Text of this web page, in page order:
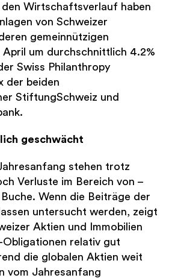
Wirtschaftsverlauf haben
von Schweizer
gemeinnützigen
um durchschnittlich 4.2%
Swiss Philanthropy
der beiden
StiftungSchweiz und
geschwächt
stehen trotz
Verluste im Bereich von –
Buche. Wenn die Beiträge der
untersucht werden, zeigt
Aktien und Immobilien
Obligationen relativ gut
die globalen Aktien weit
vom Jahresanfang